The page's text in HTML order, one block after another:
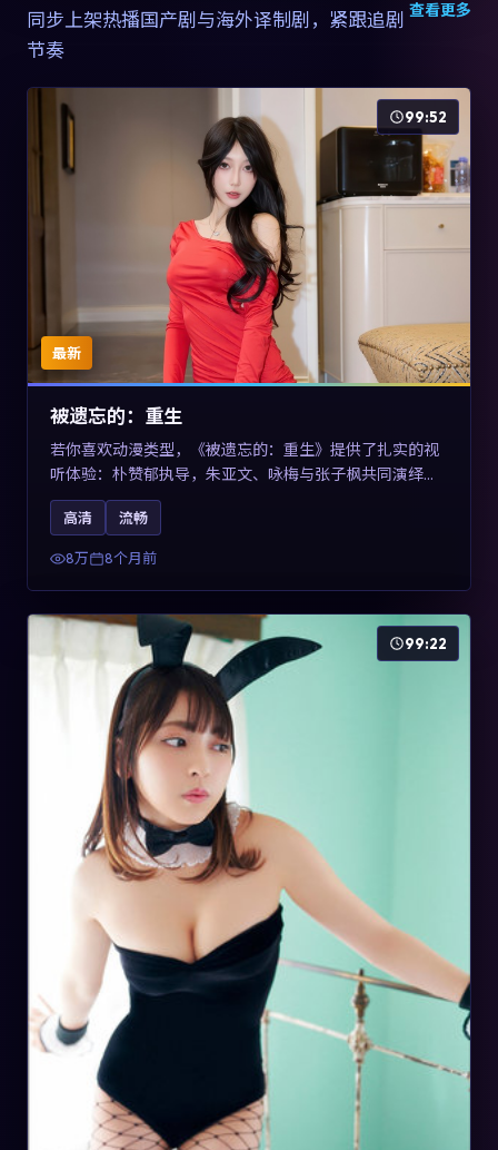
同步上架热播国产剧与海外译制剧，紧跟追剧
节奏
查看更多
最新
99:52
被遗忘的：重生
若你喜欢动漫类型，《被遗忘的：重生》提供了扎实的视
听体验：朴赞郁执导，朱亚文、咏梅与张子枫共同演绎。
影片2025年于法国上映，内容用喜剧外壳包裹对现实规则
的温和反讽，关键词包含高清流畅、人物关系与情节反
转，适合检索「2025动漫」「法国电影」的用户。
高清 流畅
8万 8个月前
99:22